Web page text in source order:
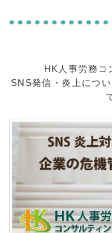
HK人事労務コ
SNS発信・炎上につ